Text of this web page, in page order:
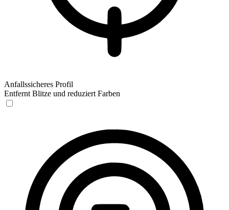
Anfallssicheres Profil
Entfernt Blitze und reduziert Farben